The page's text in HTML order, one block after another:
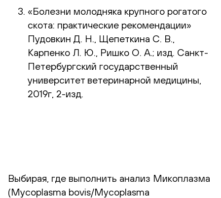
«Болезни молодняка крупного рогатого
скота: практические рекомендации»
Пудовкин Д. Н., Щепеткина С. В.,
Карпенко Л. Ю., Ришко О. А.; изд. Санкт-
Петербургский государственный
университет ветеринарной медицины,
2019г, 2-изд.
Выбирая, где выполнить анализ Микоплазма
(Mycoplasma bovis/Mycoplasma